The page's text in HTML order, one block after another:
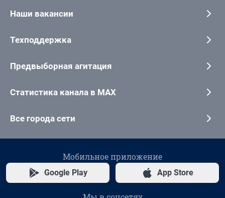
Наши вакансии
Техподдержка
Предвыборная агитация
Статистика канала в MAX
Все города сети
Мобильное приложение
Google Play App Store